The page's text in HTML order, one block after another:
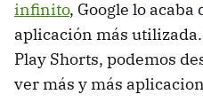
infinito, Google lo acaba
aplicación más
Play Shorts, podemos
ver más y más